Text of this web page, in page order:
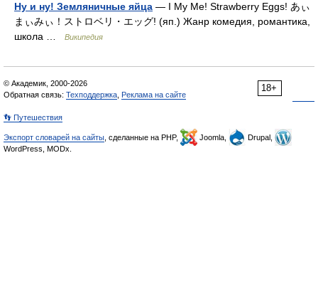
Ну и ну! Земляничные яйца — I My Me! Strawberry Eggs! あぃ
まぃみぃ！ストロベリ・エッグ! (яп.) Жанр комедия, романтика,
школа …
Википедия
18+
© Академик, 2000-2026
Обратная связь: Техподдержка Реклама на сайте
👣 Путешествия
Экспорт словарей на сайты , сделанные на PHP, Joomla,
Drupal,
WordPress, MODx.